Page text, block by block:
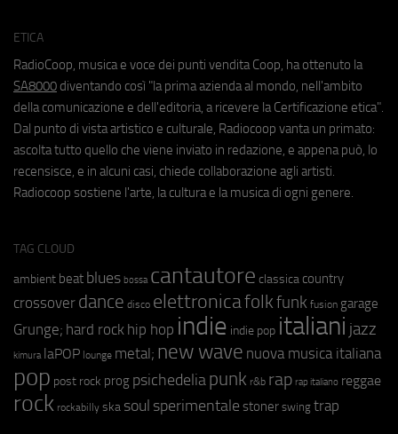
ETICA
RadioCoop, musica e voce dei punti vendita Coop, ha ottenuto la
SA8000 diventando così "la prima azienda al mondo, nell'ambito
della comunicazione e dell'editoria, a ricevere la Certificazione etica".
Dal punto di vista artistico e culturale, Radiocoop vanta un primato:
ascolta tutto quello che viene inviato in redazione, e appena può, lo
recensisce, e in alcuni casi, chiede collaborazione agli artisti.
Radiocoop sostiene l'arte, la cultura e la musica di ogni genere.
TAG CLOUD
ambient beat blues bossa cantautore classica country
crossover dance disco elettronicafolkfunk fusion garage
Grunge; hard rock hip hop indie indie pop italiani jazz
kimura laPOP lounge metal; new wave nuova musica italiana
pop post rock prog psichedeliapunk r&b rap rap italiano reggae
rock rockabilly ska soul sperimentale stoner swing trap